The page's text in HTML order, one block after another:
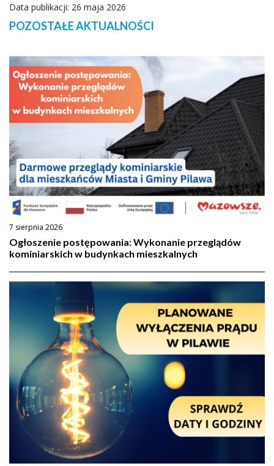
Data publikacji: 26 maja 2026
POZOSTAŁE AKTUALNOŚCI
7 sierpnia 2026
Ogłoszenie postępowania: Wykonanie przeglądów
kominiarskich w budynkach mieszkalnych